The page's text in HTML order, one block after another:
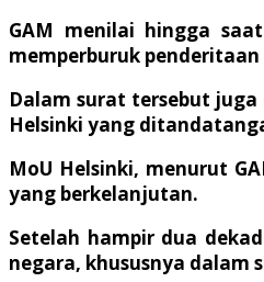
GAM menilai hingga
memperburuk
Dalam surat tersebut
Helsinki yang
MoU Helsinki, menurut
yang berkelanjutan.
Setelah hampir dua
negara, khususnya dalam